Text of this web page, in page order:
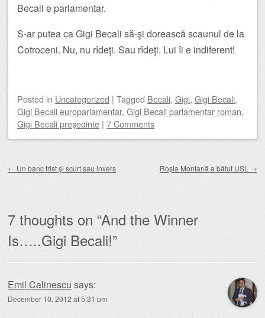
Becali e parlamentar.
S-ar putea ca Gigi Becali să-şi dorească scaunul de la
Cotroceni. Nu, nu rîdeţi. Sau rîdeţi. Lui îi e indiferent!
Posted in Uncategorized | Tagged Becali, Gigi, Gigi Becali,
Gigi Becali europarlamentar, Gigi Becali parlamentar roman,
Gigi Becali preşedinte | 7 Comments
← Un banc trist şi scurt sau invers Roşia Montană a bătut USL →
7 thoughts on “And the Winner
Is…..Gigi Becali!”
Emil Calinescu says:
December 10, 2012 at 5:31 pm